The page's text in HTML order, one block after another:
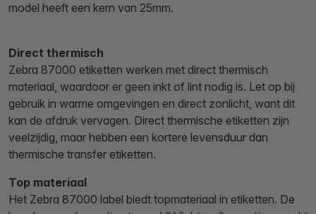
model heeft een kern van 25mm.
Direct thermisch
Zebra 87000 etiketten werken met direct thermisch
materiaal, waardoor er geen inkt of lint nodig is. Let op bij
gebruik in warme omgevingen en direct zonlicht, want dit
kan de afdruk vervagen. Direct thermische etiketten zijn
veelzijdig, maar hebben een kortere levensduur dan
thermische transfer etiketten.
Top materiaal
Het Zebra 87000 label biedt topmateriaal in etiketten. De